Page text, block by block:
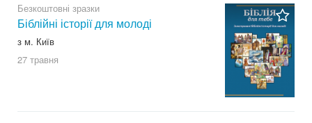
Безкоштовні зразки
Біблійні історії для молоді
з м. Київ
27 травня